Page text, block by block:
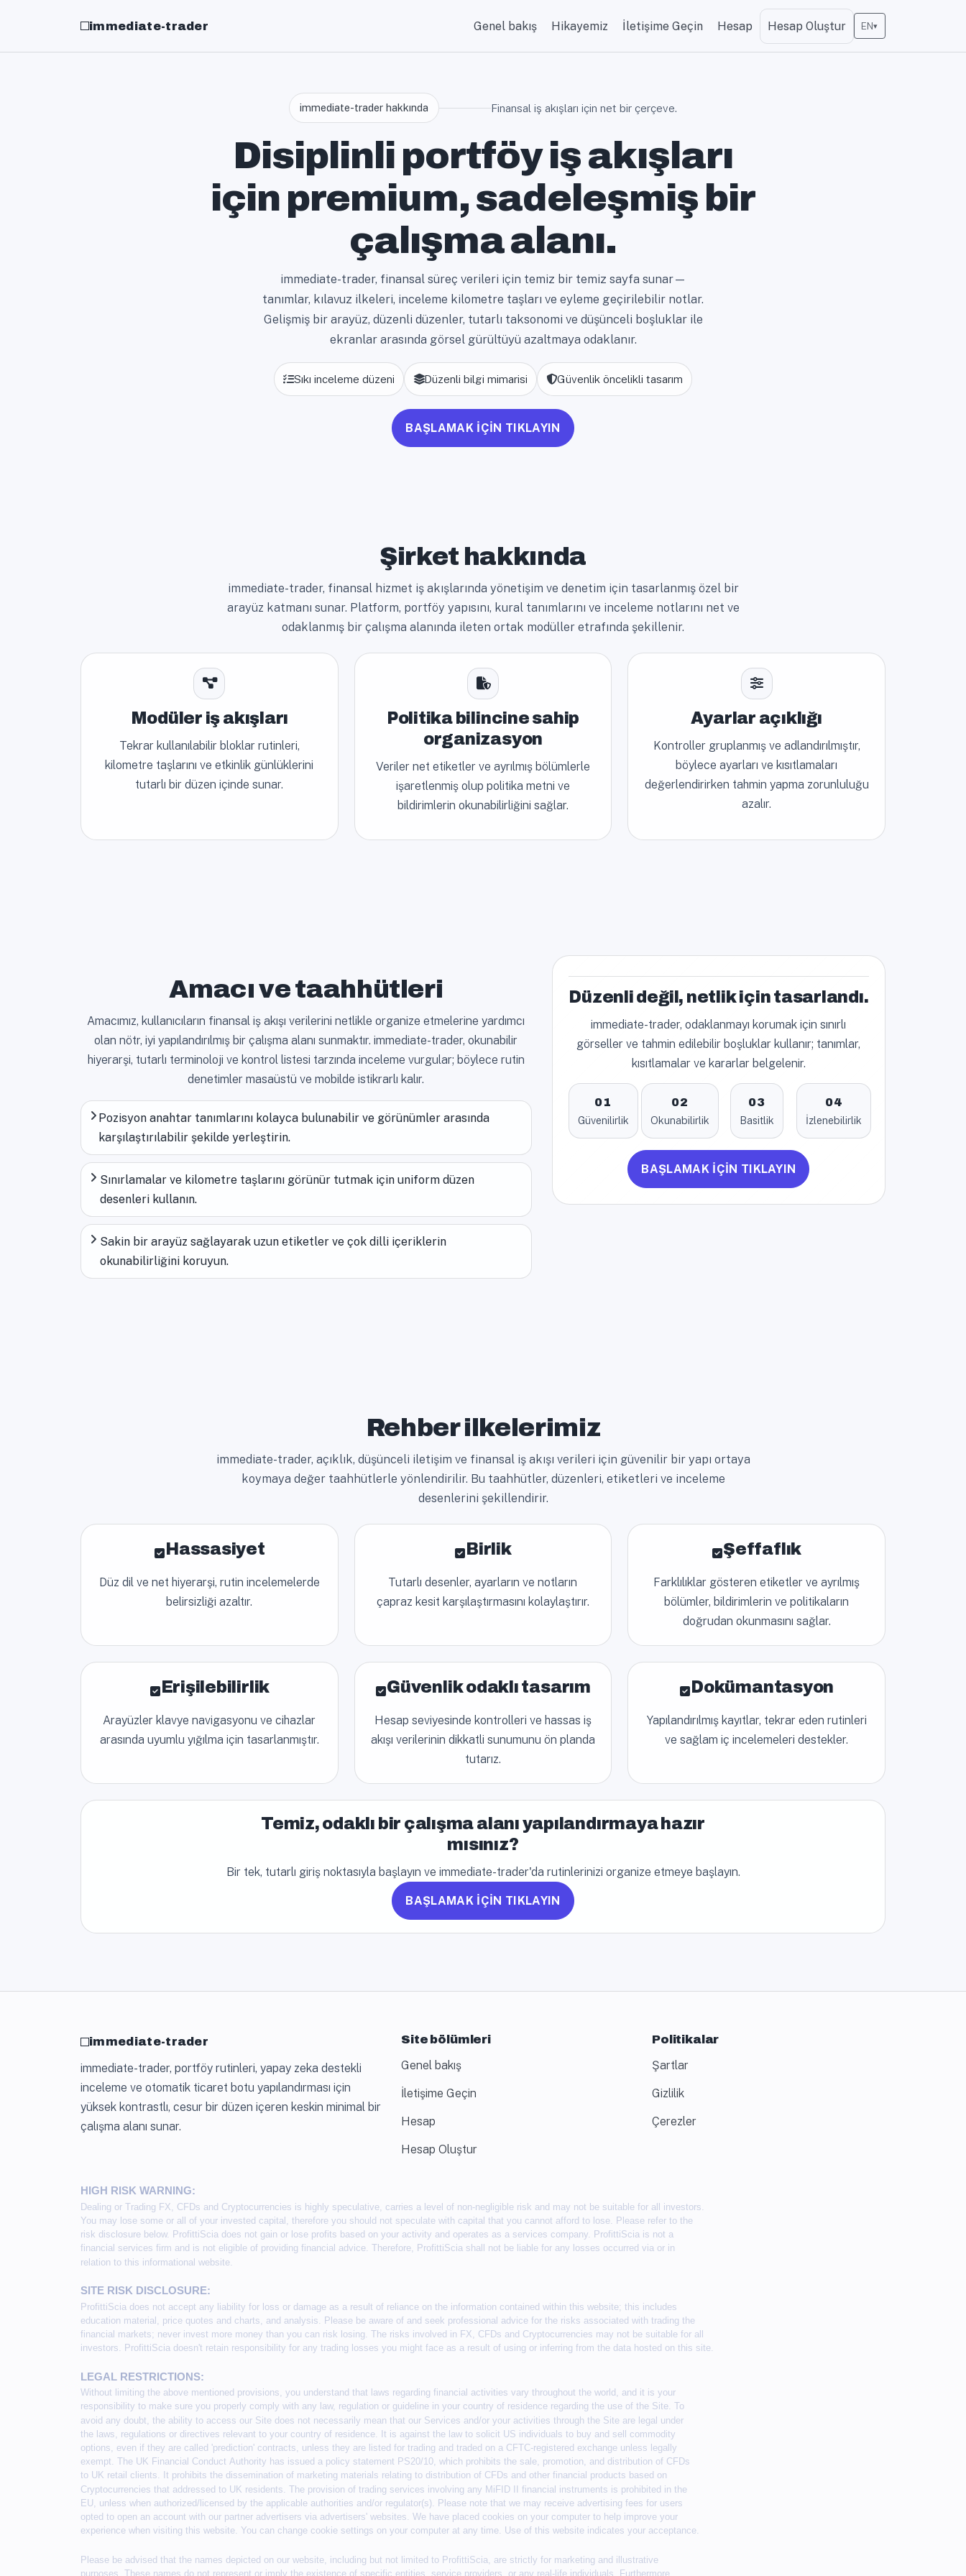
immediate-trader Genel bakış Hikayemiz İletişime Geçin Hesap Hesap Oluştur EN▾
immediate-trader hakkında Finansal iş akışları için net bir çerçeve.
Disiplinli portföy iş akışları
için premium, sadeleşmiş bir
çalışma alanı.
immediate-trader, finansal süreç verileri için temiz bir temiz sayfa sunar—
tanımlar, kılavuz ilkeleri, inceleme kilometre taşları ve eyleme geçirilebilir notlar.
Gelişmiş bir arayüz, düzenli düzenler, tutarlı taksonomi ve düşünceli boşluklar ile
ekranlar arasında görsel gürültüyü azaltmaya odaklanır.
Sıkı inceleme düzeni Düzenli bilgi mimarisi Güvenlik öncelikli tasarım
BAŞLAMAK İÇİN TIKLAYIN
Şirket hakkında
immediate-trader, finansal hizmet iş akışlarında yönetişim ve denetim için tasarlanmış özel bir
arayüz katmanı sunar. Platform, portföy yapısını, kural tanımlarını ve inceleme notlarını net ve
odaklanmış bir çalışma alanında ileten ortak modüller etrafında şekillenir.
Modüler iş akışları
Tekrar kullanılabilir bloklar rutinleri,
kilometre taşlarını ve etkinlik günlüklerini
tutarlı bir düzen içinde sunar.
Politika bilincine sahip
organizasyon
Veriler net etiketler ve ayrılmış bölümlerle
işaretlenmiş olup politika metni ve
bildirimlerin okunabilirliğini sağlar.
Ayarlar açıklığı
Kontroller gruplanmış ve adlandırılmıştır,
böylece ayarları ve kısıtlamaları
değerlendirirken tahmin yapma zorunluluğu
azalır.
Amacı ve taahhütleri
Amacımız, kullanıcıların finansal iş akışı verilerini netlikle organize etmelerine yardımcı
olan nötr, iyi yapılandırılmış bir çalışma alanı sunmaktır. immediate-trader, okunabilir
hiyerarşi, tutarlı terminoloji ve kontrol listesi tarzında inceleme vurgular; böylece rutin
denetimler masaüstü ve mobilde istikrarlı kalır.
Pozisyon anahtar tanımlarını kolayca bulunabilir ve görünümler arasında
karşılaştırılabilir şekilde yerleştirin.
Sınırlamalar ve kilometre taşlarını görünür tutmak için uniform düzen
desenleri kullanın.
Sakin bir arayüz sağlayarak uzun etiketler ve çok dilli içeriklerin
okunabilirliğini koruyun.
Düzenli değil, netlik için tasarlandı.
immediate-trader, odaklanmayı korumak için sınırlı
görseller ve tahmin edilebilir boşluklar kullanır; tanımlar,
kısıtlamalar ve kararlar belgelenir.
01
Güvenilirlik
02
Okunabilirlik
03
Basitlik
04
İzlenebilirlik
BAŞLAMAK İÇİN TIKLAYIN
Rehber ilkelerimiz
immediate-trader, açıklık, düşünceli iletişim ve finansal iş akışı verileri için güvenilir bir yapı ortaya
koymaya değer taahhütlerle yönlendirilir. Bu taahhütler, düzenleri, etiketleri ve inceleme
desenlerini şekillendirir.
Hassasiyet
Düz dil ve net hiyerarşi, rutin incelemelerde
belirsizliği azaltır.
Birlik
Tutarlı desenler, ayarların ve notların
çapraz kesit karşılaştırmasını kolaylaştırır.
Şeffaflık
Farklılıklar gösteren etiketler ve ayrılmış
bölümler, bildirimlerin ve politikaların
doğrudan okunmasını sağlar.
Erişilebilirlik
Arayüzler klavye navigasyonu ve cihazlar
arasında uyumlu yığılma için tasarlanmıştır.
Güvenlik odaklı tasarım
Hesap seviyesinde kontrolleri ve hassas iş
akışı verilerinin dikkatli sunumunu ön planda
tutarız.
Dokümantasyon
Yapılandırılmış kayıtlar, tekrar eden rutinleri
ve sağlam iç incelemeleri destekler.
Temiz, odaklı bir çalışma alanı yapılandırmaya hazır
mısınız?
Bir tek, tutarlı giriş noktasıyla başlayın ve immediate-trader'da rutinlerinizi organize etmeye başlayın.
BAŞLAMAK İÇİN TIKLAYIN
immediate-trader
immediate-trader, portföy rutinleri, yapay zeka destekli
inceleme ve otomatik ticaret botu yapılandırması için
yüksek kontrastlı, cesur bir düzen içeren keskin minimal bir
çalışma alanı sunar.
Site bölümleri
Genel bakış
İletişime Geçin
Hesap
Hesap Oluştur
Politikalar
Şartlar
Gizlilik
Çerezler